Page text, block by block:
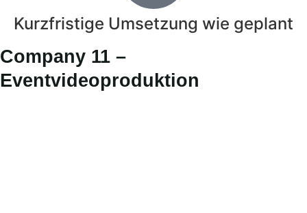
Kurzfristige Umsetzung wie geplant
Company 11 –
Eventvideoproduktion